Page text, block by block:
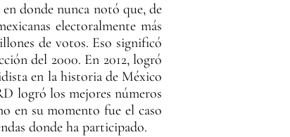
donde nunca notó que, de
electoralmente más
de votos. Eso significó
del 2000. En 2012, logró
en la historia de México
logró los mejores números
en su momento fue el caso
donde ha participado.